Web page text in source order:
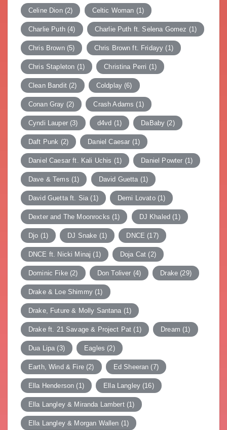
Celine Dion(2) Celtic Woman (1)
Charlie Puth(4) Charlie Puth ft. Selena Gomez (1)
Chris Brown(5) Chris Brown ft. Fridayy (1)
Chris Stapleton (1) Christina Perri (1)
Clean Bandit(2) Coldplay (6)
Conan Gray (2) Crash Adams (1)
Cyndi Lauper(3) d4vd (1) DaBaby (2)
Daft Punk (2) Daniel Caesar (1)
Daniel Caesar ft. Kali Uchis (1) Daniel Powter (1)
Dave & Tems (1) David Guetta (1)
David Guetta ft. Sia (1) Demi Lovato(1)
Dexter and The Moonrocks (1) DJ Khaled (1)
Djo (1) DJ Snake (1) DNCE (17)
DNCE ft. Nicki Minaj (1) Doja Cat (2)
Dominic Fike(2) Don Toliver (4) Drake (29)
Drake & Loe Shimmy(1)
Drake, Future & Molly Santana (1)
Drake ft. 21 Savage & Project Pat (1) Dream (1)
Dua Lipa (3) Eagles (2)
Earth, Wind & Fire(2) Ed Sheeran (7)
Ella Henderson (1) Ella Langley(16)
Ella Langley & Miranda Lambert(1)
Ella Langley & Morgan Wallen (1)